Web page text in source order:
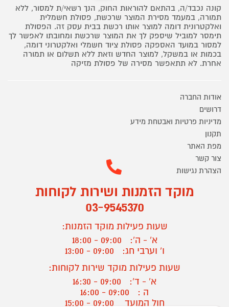
קונה נכבד/ה, בהתאם להוראות החוק, הנך רשאי/ת למסור, ללא
תמורה, במעמד מסירת המוצר שרכשת, פסולת חשמלית
ואלקטרונית דומה למוצר אותו רכשת בבית עסק זה. הפסולת
תימסר למוביל שיספק לך את המוצר שרכשת ומחובתו לאפשר לך
למסור במועד האספקה פסולת ציוד חשמלי ואלקטרוני דומה,
בכמות או במשקל, למוצר החדש וזאת ללא תשלום או תמורה
אחרת. לא תתאפשר מסירה של פסולת מזיקה
אודות החברה
דרושים
מדיניות פרטיות ואבטחת מידע
תקנון
מפת האתר
צור קשר
הצהרת נגישות
מוקד הזמנות ושירות לקוחות
03-9545370
שעות פעילות מוקד הזמנות:
א' - ה':
09:00 - 18:00
ו' וערבי חג:
09:00 - 13:00
שעות פעילות מוקד שירות לקוחות:
א' - ד':
09:00 - 16:30
ה :
09:00 - 16:00
חול המועד